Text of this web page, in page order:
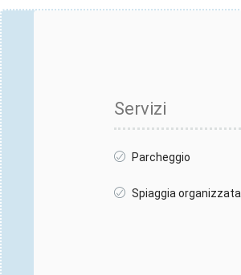
Servizi
Parcheggio
Spiaggia organizzata